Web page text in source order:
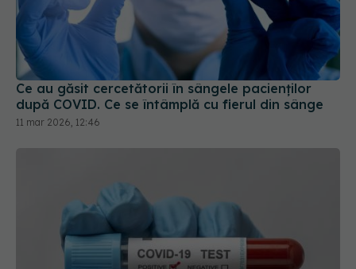
Ce au găsit cercetătorii în sângele pacienților
după COVID. Ce se întâmplă cu fierul din sânge
11 mar 2026, 12:46